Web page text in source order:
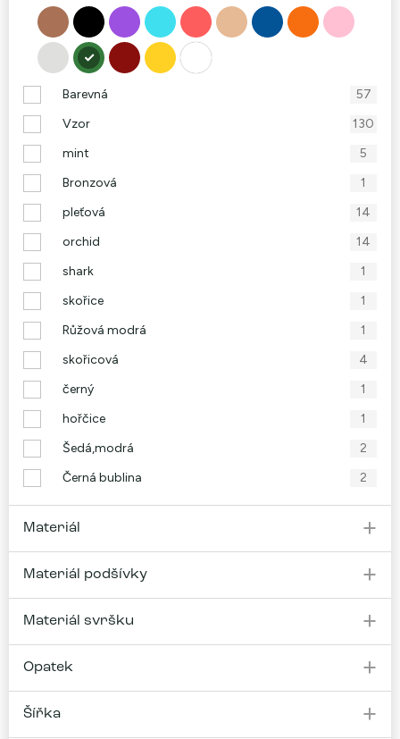
Barevná
57
Vzor
130
mint
5
Bronzová
1
pleťová
14
orchid
14
shark
1
skořice
1
Růžová modrá
1
skořicová
4
černý
1
hořčice
1
Šedá,modrá
2
Černá bublina
2
Materiál
Materiál podšívky
Materiál svršku
Opatek
Šířka